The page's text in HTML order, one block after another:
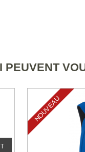
PEUVENT
NOUVEAU